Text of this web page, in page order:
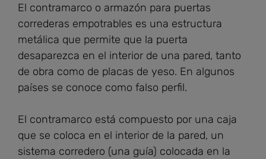
El contramarco o armazón para puertas
correderas empotrables es una estructura
metálica que permite que la puerta
desaparezca en el interior de una pared, tanto
de obra como de placas de yeso. En algunos
países se conoce como falso perfil.
El contramarco está compuesto por una caja
que se coloca en el interior de la pared, un
sistema corredero (una guía) colocada en la